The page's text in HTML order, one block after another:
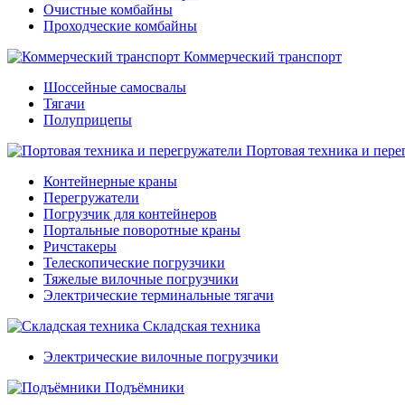
Очистные комбайны
Проходческие комбайны
Коммерческий транспорт
Шоссейные самосвалы
Тягачи
Полуприцепы
Портовая техника и
Контейнерные краны
Перегружатели
Погрузчик для контейнеров
Портальные поворотные краны
Ричстакеры
Телескопические погрузчики
Тяжелые вилочные погрузчики
Электрические терминальные тягачи
Складская техника
Электрические вилочные погрузчики
Подъёмники